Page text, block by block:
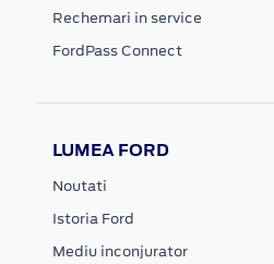
Rechemari in service
FordPass Connect
LUMEA FORD
Noutati
Istoria Ford
Mediu inconjurator